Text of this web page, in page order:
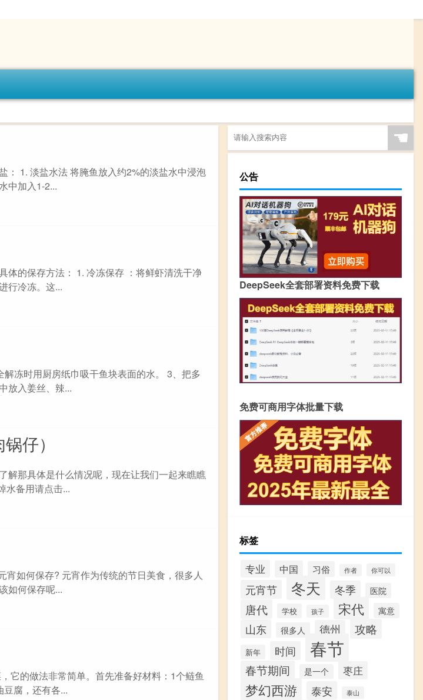
： 1. 淡盐水法 将腌鱼放入约2%的淡盐水中浸泡
中加入1-2...
体的保存方法： 1. 冷冻保存 ：将鲜虾清洗干净
行冷冻。这...
冻时用厨房纸巾吸干鱼块表面的水。 3、把多
放入姜丝、辣...
仔）
解那具体是什么情况呢，现在让我们一起来瞧瞧
水备用请点击...
宵如何保存? 元宵作为传统的节日美食，很多人
如何保存呢...
它的做法非常简单。首先准备好材料：1个鲢鱼
腐，还有各...
☚
公告
DeepSeek全套部署资料免费下载
免费可商用字体批量下载
标签
专业 中国 习俗 作者 你可以
元宵节 冬天 冬季 医院
唐代 学校 孩子 宋代 寓意
山东 很多人 德州 攻略
新年 时间 春节
春节期间 是一个 枣庄
梦幻西游 泰安 泰山